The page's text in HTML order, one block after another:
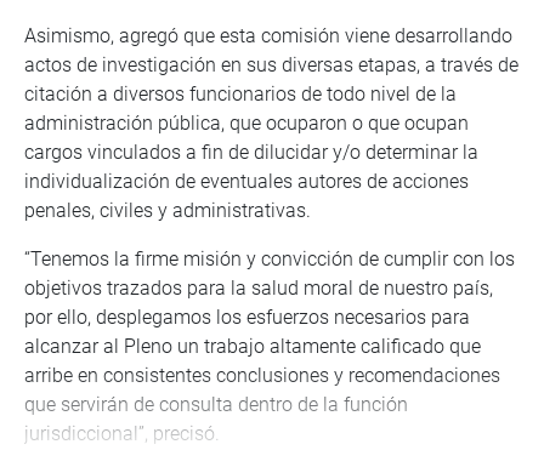
Asimismo, agregó que esta comisión viene desarrollando
actos de investigación en sus diversas etapas, a través de
citación a diversos funcionarios de todo nivel de la
administración pública, que ocuparon o que ocupan
cargos vinculados a fin de dilucidar y/o determinar la
individualización de eventuales autores de acciones
penales, civiles y administrativas.
“Tenemos la firme misión y convicción de cumplir con los
objetivos trazados para la salud moral de nuestro país,
por ello, desplegamos los esfuerzos necesarios para
alcanzar al Pleno un trabajo altamente calificado que
arribe en consistentes conclusiones y recomendaciones
que servirán de consulta dentro de la función
jurisdiccional”, precisó.